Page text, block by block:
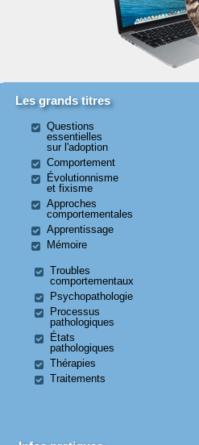
Les grands titres
Questions
essentielles
sur l'adoption
Comportement
Évolutionnisme
et fixisme
Approches
comportementales
Apprentissage
Mémoire
Troubles
comportementaux
Psychopathologie
Processus
pathologiques
États
pathologiques
Thérapies
Traitements